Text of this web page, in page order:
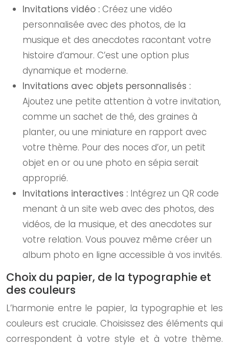
Invitations vidéo : Créez une vidéo
personnalisée avec des photos, de la
musique et des anecdotes racontant votre
histoire d’amour. C’est une option plus
dynamique et moderne.
Invitations avec objets personnalisés :
Ajoutez une petite attention à votre invitation,
comme un sachet de thé, des graines à
planter, ou une miniature en rapport avec
votre thème. Pour des noces d’or, un petit
objet en or ou une photo en sépia serait
approprié.
Invitations interactives : Intégrez un QR code
menant à un site web avec des photos, des
vidéos, de la musique, et des anecdotes sur
votre relation. Vous pouvez même créer un
album photo en ligne accessible à vos invités.
Choix du papier, de la typographie et
des couleurs
L’harmonie entre le papier, la typographie et les
couleurs est cruciale. Choisissez des éléments qui
correspondent à votre style et à votre thème.